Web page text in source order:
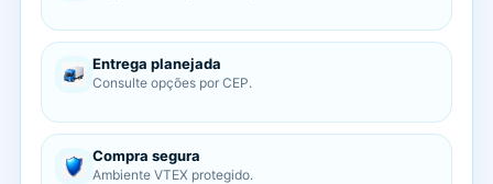
Entrega planejada
Consulte opções por CEP.
Compra segura
Ambiente VTEX protegido.